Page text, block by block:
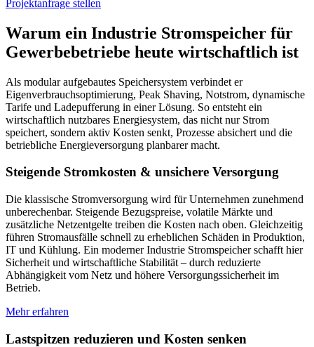
Projektanfrage stellen
Warum ein Industrie Stromspeicher für
Gewerbebetriebe heute wirtschaftlich ist
Als modular aufgebautes Speichersystem verbindet er
Eigenverbrauchsoptimierung, Peak Shaving, Notstrom, dynamische
Tarife und Ladepufferung in einer Lösung. So entsteht ein
wirtschaftlich nutzbares Energiesystem, das nicht nur Strom
speichert, sondern aktiv Kosten senkt, Prozesse absichert und die
betriebliche Energieversorgung planbarer macht.
Steigende Stromkosten & unsichere Versorgung
Die klassische Stromversorgung wird für Unternehmen zunehmend
unberechenbar. Steigende Bezugspreise, volatile Märkte und
zusätzliche Netzentgelte treiben die Kosten nach oben. Gleichzeitig
führen Stromausfälle schnell zu erheblichen Schäden in Produktion,
IT und Kühlung. Ein moderner Industrie Stromspeicher schafft hier
Sicherheit und wirtschaftliche Stabilität – durch reduzierte
Abhängigkeit vom Netz und höhere Versorgungssicherheit im
Betrieb.
Mehr erfahren
Lastspitzen reduzieren und Kosten senken